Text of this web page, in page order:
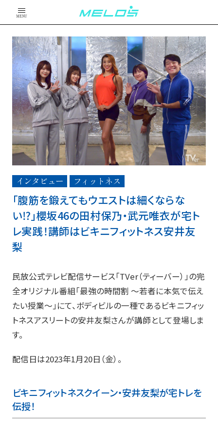
MENU
インタビュー フィットネス
「腹筋を鍛えてもウエストは細くならな
い⁉︎」櫻坂46の田村保乃・武元唯衣が宅ト
レ実践！講師はビキニフィットネス安井友
梨
民放公式テレビ配信サービス「TVer（ティーバー）」の完
全オリジナル番組「最強の時間割 ～若者に本気で伝え
たい授業～」にて、ボディビルの一種であるビキニフィッ
トネスアスリートの安井友梨さんが講師として登場しま
す。
配信日は2023年1月20日（金）。
ビキニフィットネスクイーン・安井友梨が宅トレを
伝授！